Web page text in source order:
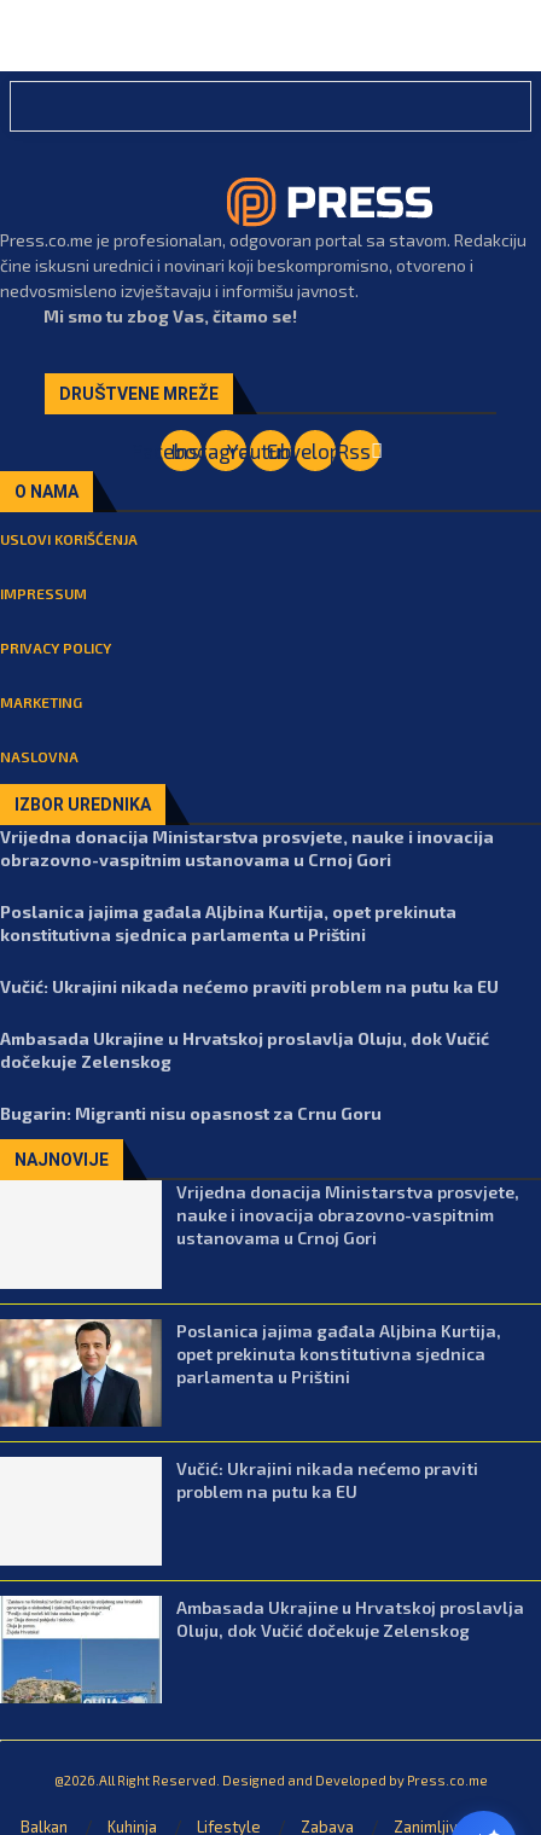
Press.co.me je profesionalan, odgovoran portal sa stavom. Redakciju
čine iskusni urednici i novinari koji beskompromisno, otvoreno i
nedvosmisleno izvještavaju i informišu javnost.
Mi smo tu zbog Vas, čitamo se!
DRUŠTVENE MREŽE
Facebook
Instagram
YoutubeEnvelopeRss
O NAMA
USLOVI KORIŠĆENJA
IMPRESSUM
PRIVACY POLICY
MARKETING
NASLOVNA
IZBOR UREDNIKA
Vrijedna donacija Ministarstva prosvjete, nauke i inovacija
obrazovno-vaspitnim ustanovama u Crnoj Gori
Poslanica jajima gađala Aljbina Kurtija, opet prekinuta
konstitutivna sjednica parlamenta u Prištini
Vučić: Ukrajini nikada nećemo praviti problem na putu ka EU
Ambasada Ukrajine u Hrvatskoj proslavlja Oluju, dok Vučić
dočekuje Zelenskog
Bugarin: Migranti nisu opasnost za Crnu Goru
NAJNOVIJE
Vrijedna donacija Ministarstva prosvjete,
nauke i inovacija obrazovno-vaspitnim
ustanovama u Crnoj Gori
Poslanica jajima gađala Aljbina Kurtija,
opet prekinuta konstitutivna sjednica
parlamenta u Prištini
Vučić: Ukrajini nikada nećemo praviti
problem na putu ka EU
Ambasada Ukrajine u Hrvatskoj proslavlja
Oluju, dok Vučić dočekuje Zelenskog
@2026.All Right Reserved. Designed and Developed by Press.co.me
Balkan Kuhinja Lifestyle Zabava Zanimljivosti